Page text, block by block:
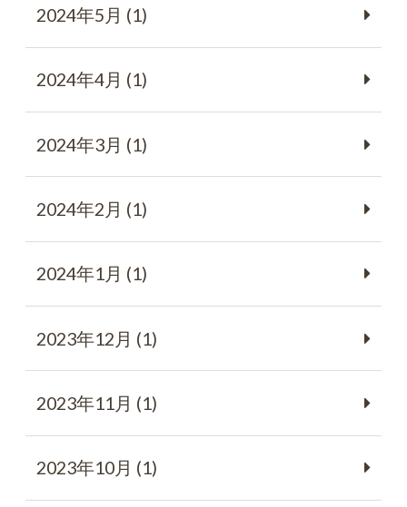
2024年5月 (1)
2024年4月 (1)
2024年3月 (1)
2024年2月 (1)
2024年1月 (1)
2023年12月 (1)
2023年11月 (1)
2023年10月 (1)